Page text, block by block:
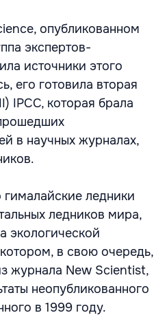
опубликованном
экспертов-
источники этого
его готовила вторая
IPCC, которая брала
в научных журналах,
гималайские ледники
ледников мира,
экологической
в свою очередь,
журнала New Scientist,
неопубликованного
в 1999 году.